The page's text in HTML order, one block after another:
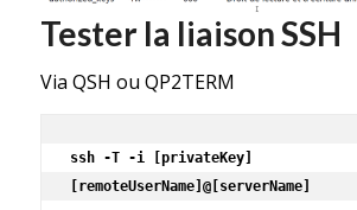
Tester la liaison SSH
Via QSH ou QP2TERM
ssh -T -i [privateKey]
[remoteUserName]@[serverName]